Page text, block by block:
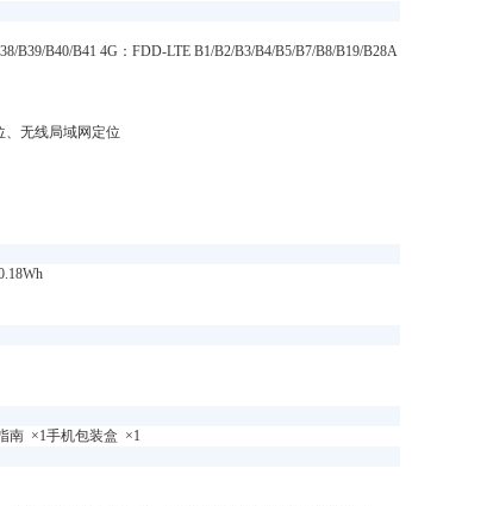
B39/B40/B41 4G：FDD-LTE B1/B2/B3/B4/B5/B7/B8/B19/B28A
、无线局域网定位
南 ×1手机包装盒 ×1